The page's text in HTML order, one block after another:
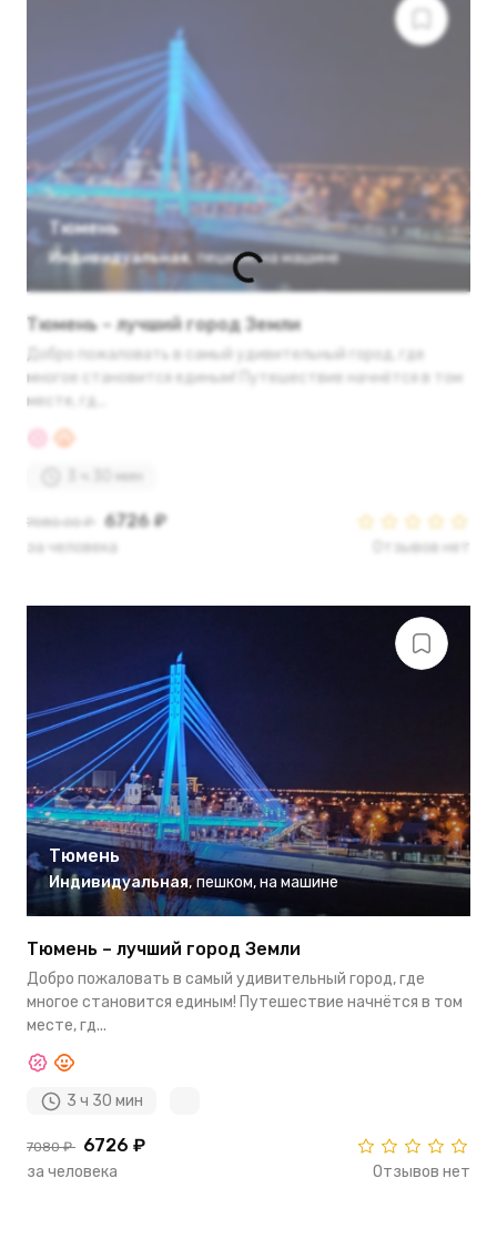
Тюмень
Индивидуальная, пешком, на машине
Тюмень – лучший город Земли
Добро пожаловать в самый удивительный город, где
многое становится единым! Путешествие начнётся в том
месте, гд...
3 ч 30 мин
7080.00 ₽ 6726 ₽
за человека Отзывов нет
Тюмень
Индивидуальная, пешком, на машине
Тюмень – лучший город Земли
Добро пожаловать в самый удивительный город, где
многое становится единым! Путешествие начнётся в том
месте, гд...
3 ч 30 мин
7080 ₽ 6726 ₽
за человека Отзывов нет